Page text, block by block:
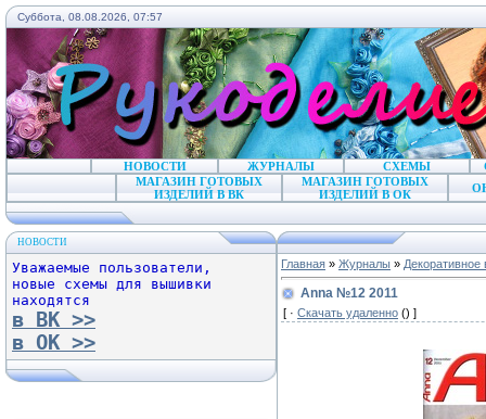
Суббота, 08.08.2026, 07:57
НОВОСТИ ЖУРНАЛЫ СХЕМЫ
МАГАЗИН ГОТОВЫХ
ИЗДЕЛИЙ В ВК
МАГАЗИН ГОТОВЫХ
ИЗДЕЛИЙ В ОК
НОВОСТИ
Уважаемые пользователи,
новые схемы для вышивки
находятся
в ВК >>
в ОК >>
Главная » Журналы » Декоративное
Anna №12 2011
[ · Скачать удаленно () ]